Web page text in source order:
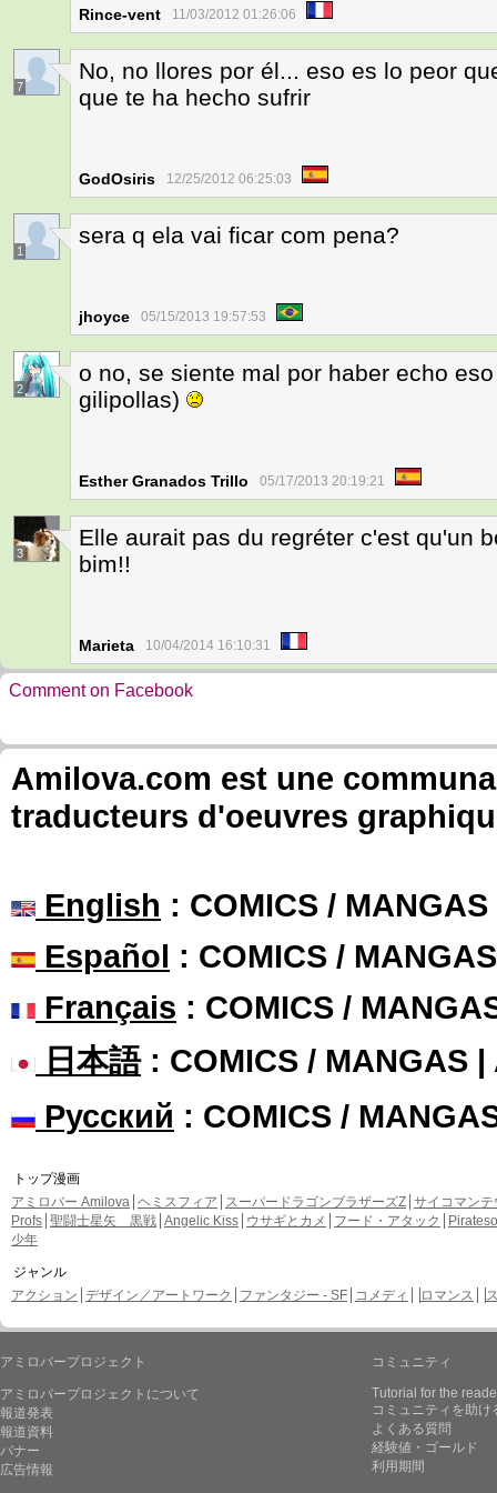
Rince-vent 11/03/2012 01:26:06
7
No, no llores por él... eso es lo peor
que te ha hecho sufrir
GodOsiris 12/25/2012 06:25:03
1
sera q ela vai ficar com pena?
jhoyce 05/15/2013 19:57:53
2
o no, se siente mal por haber echo
gilipollas)
Esther Granados Trillo 05/17/2013 20:19:21
3
Elle aurait pas du regréter c'est qu'un
bim!!
Marieta 10/04/2014 16:10:31
Comment on Facebook
Amilova.com est une
traducteurs d'oeuvres
English : COMICS /
Español : COMICS /
Français : COMICS /
日本語: COMICS / MANGAS |
Русский : COMICS /
トップ漫画
アミロバー Amilova ヘミスフィア スーパードラゴンブラザーズZ サイコマンテ
Profs 聖闘士星矢 黒戦 Angelic Kiss ウサギとカメ フード・アタック
少年
ジャンル
アクション デザイン／アートワーク ファンタジー - SF コメディ ロマンス
アミロバープロジェクト
アミロバープロジェクトについて
報道発表
報道資料
バナー
広告情報
コミュニティ
Tutorial for the
コミュニティを助け
よくある質問
経験値・ゴールド
利用期間